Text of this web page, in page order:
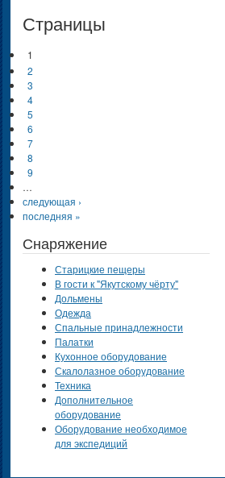
Страницы
1
2
3
4
5
6
7
8
9
…
следующая ›
последняя »
Снаряжение
Старицкие пещеры
В гости к "Якутскому чёрту"
Дольмены
Одежда
Спальные принадлежности
Палатки
Кухонное оборудование
Скалолазное оборудование
Техника
Дополнительное
оборудование
Оборудование необходимое
для экспедиций